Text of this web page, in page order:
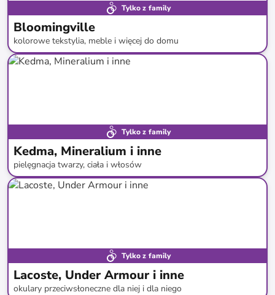
Tylko z family
Bloomingville
kolorowe tekstylia, meble i więcej do domu
do-73%* Nowa kolekcja
Tylko z family
Kedma, Mineralium i inne
pielęgnacja twarzy, ciała i włosów
do-91%*
Tylko z family
Lacoste, Under Armour i inne
okulary przeciwsłoneczne dla niej i dla niego